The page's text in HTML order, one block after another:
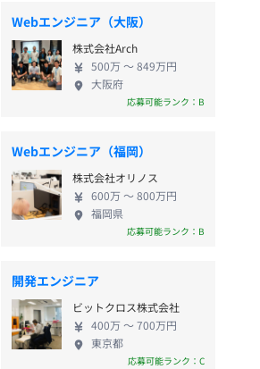
Webエンジニア（大阪）
株式会社Arch
500万 〜 849万円
大阪府
応募可能ランク：B
Webエンジニア（福岡）
株式会社オリノス
600万 〜 800万円
福岡県
応募可能ランク：B
開発エンジニア
ビットクロス株式会社
400万 〜 700万円
東京都
応募可能ランク：C